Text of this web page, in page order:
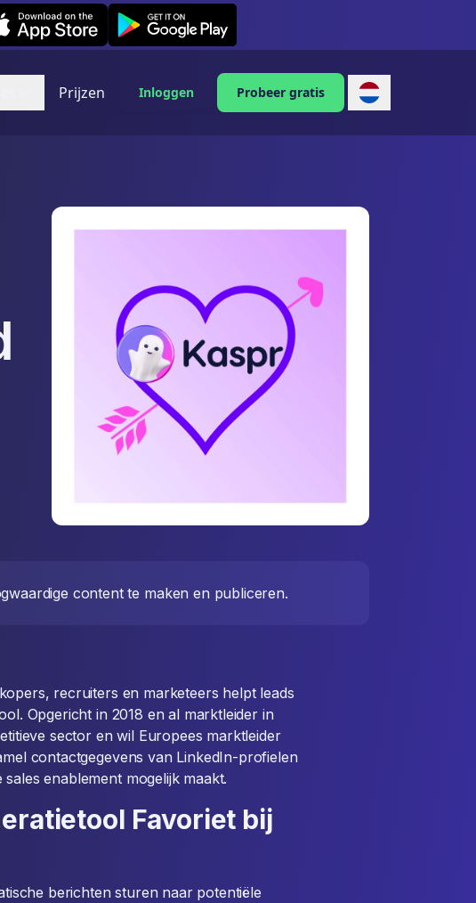
on iOS Leexi on Android
Prijzen Inloggen Probeer gratis
content te maken en publiceren.
recruiters en marketeers helpt leads
Opgericht in 2018 en al marktleider in
sector en wil Europees marktleider
contactgegevens van LinkedIn-profielen
enablement mogelijk maakt.
Favoriet bij
berichten sturen naar potentiële